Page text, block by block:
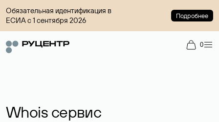
Обязательная идентификация в
ЕСИА с 1 сентября 2026
Подробнее
0
Whois сервис